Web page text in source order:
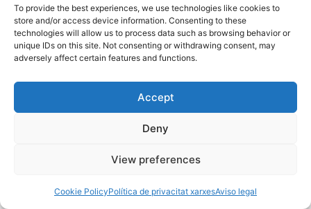
To provide the best experiences, we use technologies like cookies to
store and/or access device information. Consenting to these
technologies will allow us to process data such as browsing behavior or
unique IDs on this site. Not consenting or withdrawing consent, may
adversely affect certain features and functions.
Accept
Deny
View preferences
Cookie PolicyPolítica de privacitat xarxesAviso legal